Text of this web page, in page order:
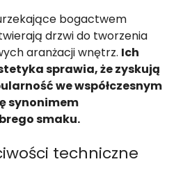
bogactwem
drzwi do tworzenia
aranżacji wnętrz. Ich
sprawia, że zyskują
we współczesnym
synonimem
smaku.
techniczne